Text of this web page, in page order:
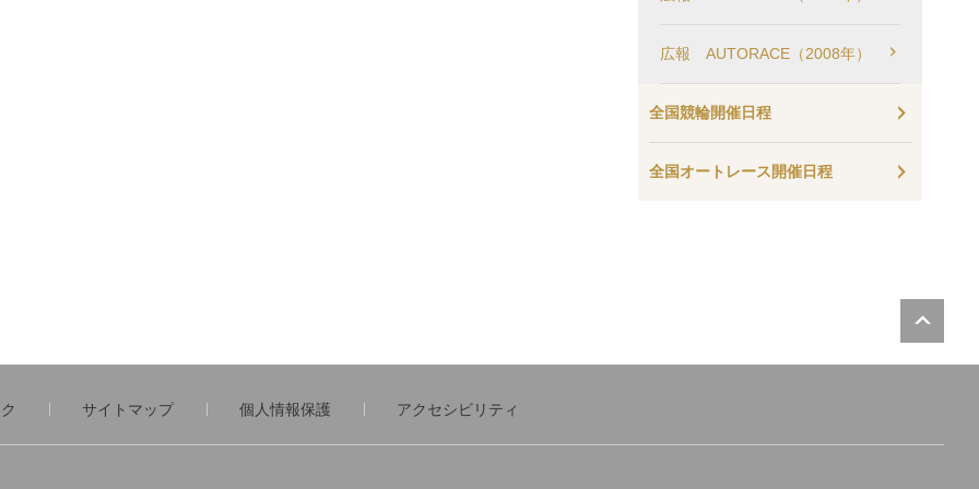
広報 AUTORACE（2008年）
全国競輪開催日程
全国オートレース開催日程
サイトマップ 個人情報保護 アクセシビリティ